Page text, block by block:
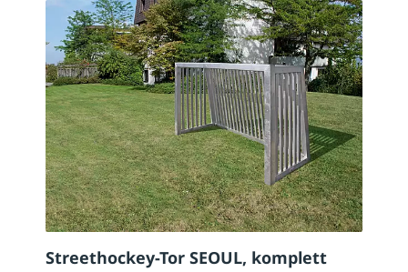
Streethockey-Tor SEOUL, komplett